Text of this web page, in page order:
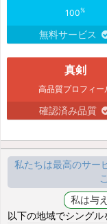
100%
無料サービス
真剣
高品質プロフィー
確認済み品質
私たちは最高のサー
以下の地域でシング